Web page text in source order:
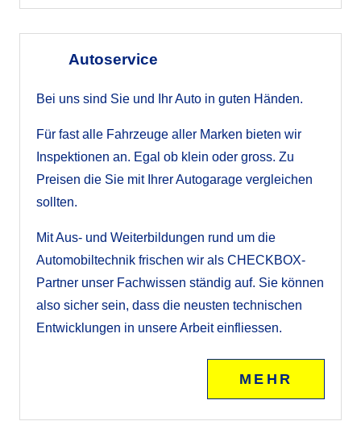
Autoservice
Bei uns sind Sie und Ihr Auto in guten Händen.
Für fast alle Fahrzeuge aller Marken bieten wir
Inspektionen an. Egal ob klein oder gross. Zu
Preisen die Sie mit Ihrer Autogarage vergleichen
sollten.
Mit Aus- und Weiterbildungen rund um die
Automobiltechnik frischen wir als CHECKBOX-
Partner unser Fachwissen ständig auf. Sie können
also sicher sein, dass die neusten technischen
Entwicklungen in unsere Arbeit einfliessen.
MEHR